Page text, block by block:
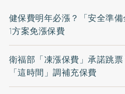
健保費明年必漲？「安全準
1方案免漲保費
衛福部「凍漲保費」承諾跳
「這時間」調補充保費